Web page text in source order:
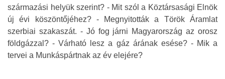
származási helyük szerint? - Mit szól a Köztársasági Elnök
új évi köszöntőjéhez? - Megnyitották a Török Áramlat
szerbiai szakaszát. - Jó fog járni Magyarország az orosz
földgázzal? - Várható lesz a gáz árának esése? - Mik a
tervei a Munkáspártnak az év elejére?